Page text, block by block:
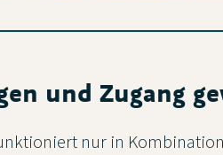
und Zugang
nur in